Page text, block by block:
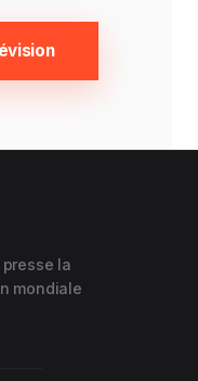
la
mondiale